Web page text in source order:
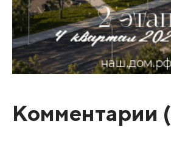
Комментарии (